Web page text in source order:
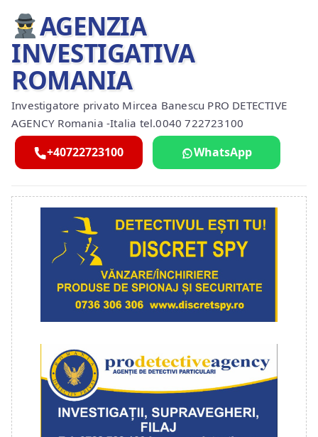
AGENZIA
INVESTIGATIVA
ROMANIA
Investigatore privato Mircea Banescu PRO DETECTIVE
AGENCY Romania -Italia tel.0040 722723100
+40722723100 WhatsApp